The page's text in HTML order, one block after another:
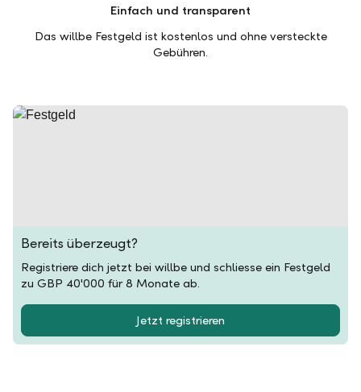
Einfach und transparent
Das willbe Festgeld ist kostenlos und ohne versteckte
Gebühren.
Bereits überzeugt?
Registriere dich jetzt bei willbe und schliesse ein Festgeld
zu GBP 40'000 für 8 Monate ab.
Jetzt registrieren